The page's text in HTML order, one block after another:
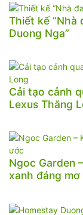
Thiết kế “Nhà
Duong Nga”
Cải tạo cảnh
Lexus Thăng
Ngoc Garden
xanh đáng mơ